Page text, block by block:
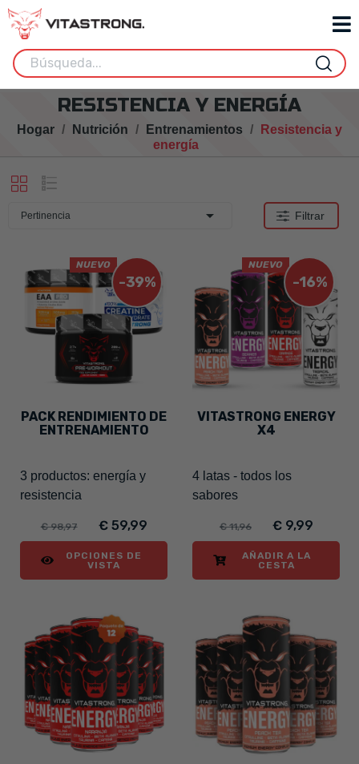
RESISTENCIA Y ENERGÍA
Hogar Nutrición Entrenamientos
Resistencia y
energía
Pertinencia  Filtrar
-39%
NUEVO
PACK RENDIMIENTO DE
ENTRENAMIENTO
3 productos: energía y
resistencia
€ 98,97 € 59,99
OPCIONES DE
VISTA
-16%
NUEVO
VITASTRONG ENERGY
X4
4 latas - todos los
sabores
€ 11,96 € 9,99
AÑADIR A LA
CESTA